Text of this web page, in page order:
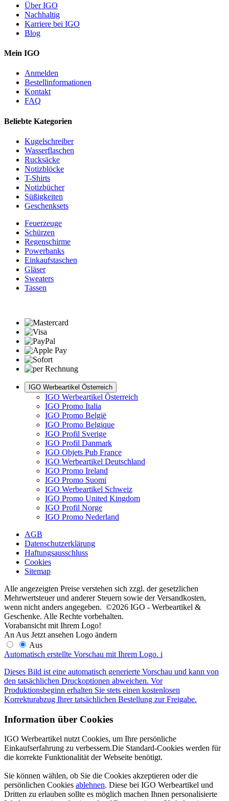
Über IGO
Nachhaltig
Karriere bei IGO
Blog
Mein IGO
Anmelden
Bestellinformationen
Kontakt
FAQ
Beliebte Kategorien
Kugelschreiber
Wasserflaschen
Rucksäcke
Notizblöcke
T-Shirts
Notizbücher
Süßigkeiten
Geschenksets
Feuerzeuge
Schürzen
Regenschirme
Powerbanks
Einkaufstaschen
Gläser
Sweaters
Tassen
IGO Werbeartikel Österreich
IGO Werbeartikel Österreich
IGO Promo Italia
IGO Promo België
IGO Promo Belgique
IGO Profil Sverige
IGO Profil Danmark
IGO Objets Pub France
IGO Werbeartikel Deutschland
IGO Promo Ireland
IGO Promo Suomi
IGO Werbeartikel Schweiz
IGO Promo United Kingdom
IGO Profil Norge
IGO Promo Nederland
AGB
Datenschutzerklärung
Haftungsausschluss
Cookies
Sitemap
Alle angezeigten Preise verstehen sich zzgl. der gesetzlichen
Mehrwertsteuer und anderer Steuern sowie der Versandkosten,
wenn nicht anders angegeben. ©2026 IGO - Werbeartikel &
Geschenke. Alle Rechte vorbehalten.
Vorabansicht mit Ihrem Logo!
An Aus Jetzt ansehen Logo ändern
Aus
Automatisch erstellte Vorschau mit Ihrem Logo. i
Dieses Bild ist eine automatisch generierte Vorschau und kann von
den tatsächlichen Druckoptionen abweichen. Vor
Produktionsbeginn erhalten Sie stets einen kostenlosen
Korrekturabzug Ihrer tatsächlichen Bestellung zur Freigabe.
Information über Cookies
IGO Werbeartikel nutzt Cookies, um Ihre persönliche
Einkaufserfahrung zu verbessern.Die Standard-Cookies werden für
die korrekte Funktionalität der Webseite benötigt.
Sie können wählen, ob Sie die Cookies akzeptieren oder die
persönlichen Cookies ablehnen. Diese bei IGO Werbeartikel und
Dritten zu erlauben sollte es möglich machen Ihnen personalisierte